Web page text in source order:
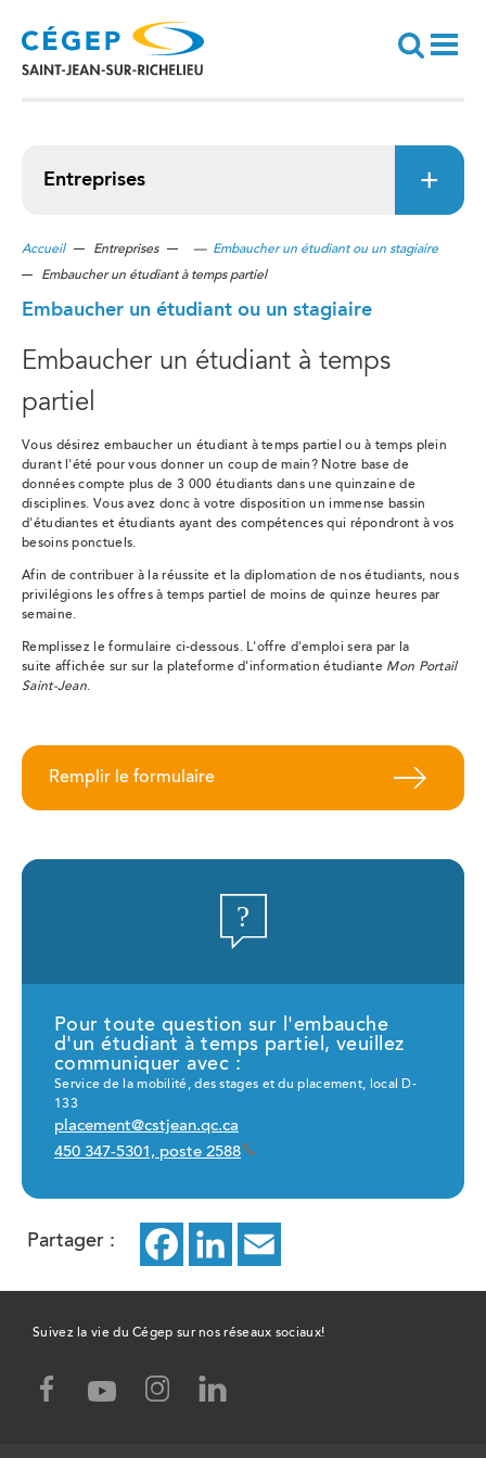
contenu
principal
Recherche
Entreprises
Accueil Entreprises — Embaucher un étudiant ou un stagiaire
Embaucher un étudiant à temps partiel
Partager : Facebook
ce
lien
ouvrira
dans
LinkedIn
ce
lien
ouvrira
lien
ouvrira
Embaucher un étudiant ou un stagiaire
Embaucher un étudiant à temps
partiel
Vous désirez embaucher un étudiant à temps partiel ou à temps plein
durant l'été pour vous donner un coup de main? Notre base de
données compte plus de 3 000 étudiants dans une quinzaine de
disciplines. Vous avez donc à votre disposition un immense bassin
d'étudiantes et étudiants ayant des compétences qui répondront à vos
besoins ponctuels.
Afin de contribuer à la réussite et la diplomation de nos étudiants, nous
privilégions les offres à temps partiel de moins de quinze heures par
semaine.
Remplissez le formulaire ci-dessous.L'offre d'emploi sera par la
suite affichée sur sur la plateforme d'information étudiante Mon Portail
Saint-Jean.
Remplir le formulaire
Pour toute question sur l'embauche
d'un étudiant à temps partiel, veuillez
communiquer avec :
Service de la mobilité, des stages et du placement, local D-
133
placement@cstjean.qc.ca
450 347-5301, poste 2588
Suivez la vie du Cégep sur nos réseaux sociaux!
facebook,youtube,instagram,
linked-